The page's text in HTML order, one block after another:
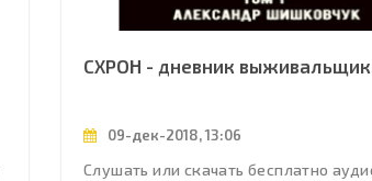
СХРОН - дневник
09-дек-2018, 13:06
Слушать или скачать бесплатно